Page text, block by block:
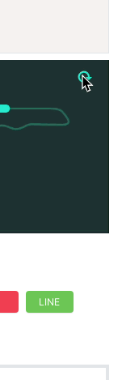
LINE